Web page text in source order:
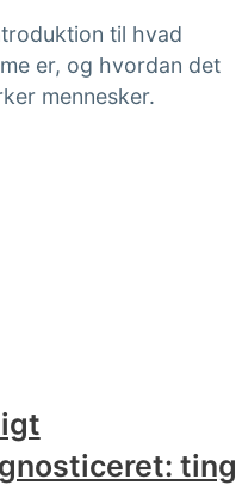
til hvad
er, og hvordan det
mennesker.
ting